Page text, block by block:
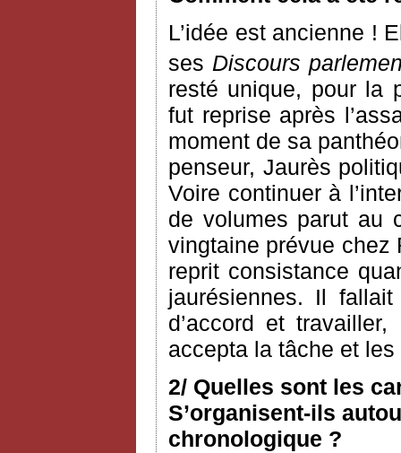
L’idée est ancienne !
ses Discours
resté unique, pour la
fut reprise après
moment de sa
penseur, Jaurès
Voire continuer à
de volumes parut au
vingtaine prévue chez
reprit consistance
jaurésiennes. Il
d’accord et
accepta la tâche et
2/ Quelles sont les
S’organisent-ils
chronologique ?